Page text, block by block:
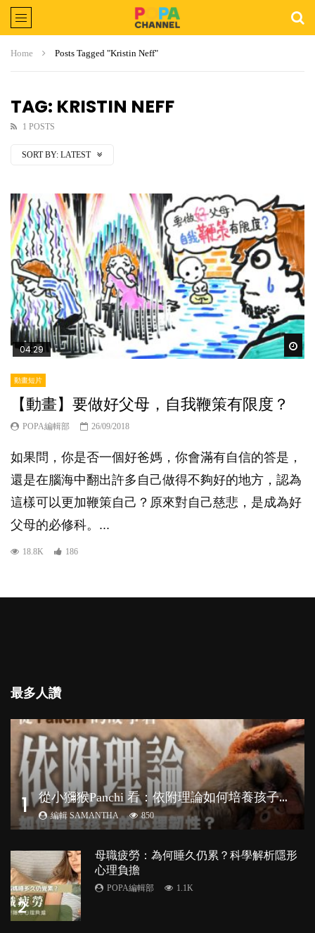
Home Posts Tagged "Kristin Neff"
TAG: KRISTIN NEFF
1 POSTS
SORT BY: LATEST
04:29
動畫短片
【動畫】要做好父母，自我鞭策有限度？
POPA編輯部 26/09/2018
如果問，你是否一個好爸媽，你會滿有自信的答是，
還是在腦海中翻出許多自己做得不夠好的地方，認為
這樣可以更加鞭策自己？原來對自己慈悲，是成為好
父母的必修科。...
18.8K 186
最多人讚
1 從
小獼猴Panchi 看：依附理論如何培養孩子心理韌性？
編輯 SAMANTHA 850
2
母職疲勞：為何睡久仍累？科學解析隱形
心理負擔
POPA編輯部 1.1K